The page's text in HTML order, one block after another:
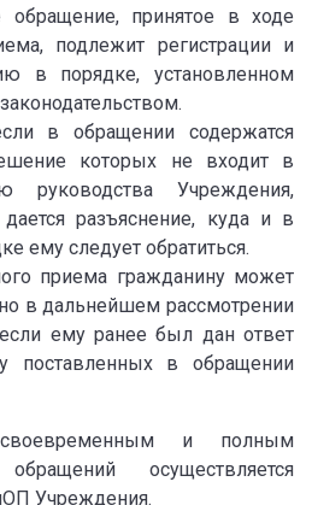
обращение, принятое в ходе
подлежит регистрации и
в порядке, установленном
в обращении содержатся
которых не входит в
руководства Учреждения,
разъяснение, куда и в
ему следует обратиться.
приема гражданину может
в дальнейшем рассмотрении
ему ранее был дан ответ
поставленных в обращении
и полным
осуществляется
Учреждения.